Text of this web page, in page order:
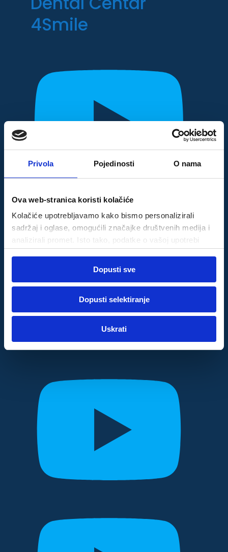
Privola Pojedinosti O nama
Ova web-stranica koristi kolačiće
Kolačiće upotrebljavamo kako bismo personalizirali
sadržaj i oglase, omogućili značajke društvenih medija i
analizirali promet. Isto tako, podatke o vašoj upotrebi
drugim podacima koje ste im pružili ili koje su prikupili
dok ste upotrebljavali njihove usluge.
Dopusti sve
Dopusti selektiranje
Uskrati
4Smile